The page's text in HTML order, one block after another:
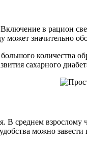
в рацион
значительно
количества
сахарного
среднем взрослому
можно